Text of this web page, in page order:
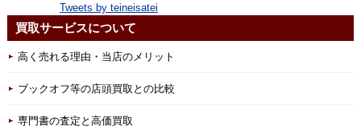
Tweets by teineisatei
買取サービスについて
高く売れる理由・当店のメリット
ブックオフ等の店頭買取との比較
専門書の査定と高価買取